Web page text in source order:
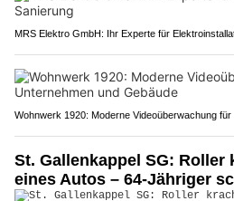
MRS Elektro GmbH: Ihr Experte für
Wohnwerk 1920: Moderne Videoüberwachung
St. Gallenkappel SG: Roller
eines Autos – 64-Jähriger